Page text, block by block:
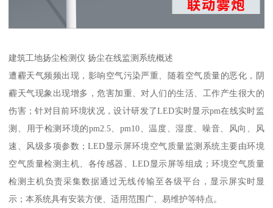
建筑工地扬尘检测仪 扬尘在线监测系统概述
遭霾天气频频出现，影响空气污染严重、随着空气质量的恶化，阴
霾天气现象出现增多，危害加重、对人们的生活、工作产生很大的
伤害；针对目前环境状况，设计研发了LED实时显示pm在线实时监
测、用于检测环境的pm2.5、pm10、温度、湿度、噪音、风向、风
速、风级多项参数；LED显示屏环境空气质量监测系统主要由环境
空气质量检测主机、各传感器、LED显示屏等组成；环境空气质量
检测主机负责采集数据通过无线传输至各级平台，显示屏实时显
示；本系统具有安装方便、适用范围广、易维护等特点。